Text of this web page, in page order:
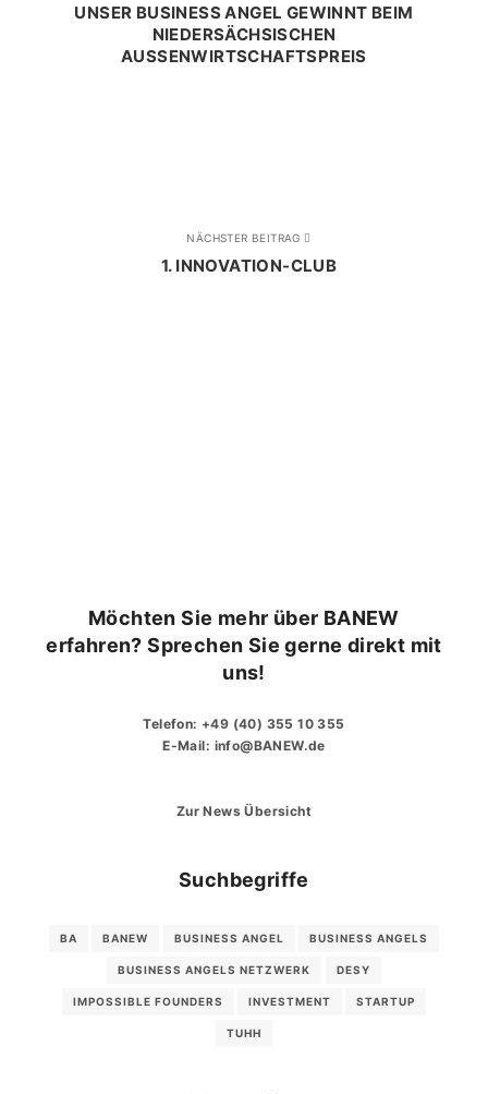
UNSER BUSINESS ANGEL GEWINNT BEIM
NIEDERSÄCHSISCHEN
AUSSENWIRTSCHAFTSPREIS
NÄCHSTER BEITRAG
1. INNOVATION-CLUB
Möchten Sie mehr über BANEW
erfahren? Sprechen Sie gerne direkt mit
uns!
Telefon: +49 (40) 355 10 355
E-Mail: info@BANEW.de
Zur News Übersicht
Suchbegriffe
BA BANEW BUSINESS ANGEL BUSINESS ANGELS
BUSINESS ANGELS NETZWERK DESY
IMPOSSIBLE FOUNDERS INVESTMENT STARTUP
TUHH